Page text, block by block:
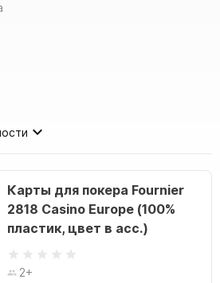
Карты для покера Fournier
2818 Casino Europe (100%
пластик, цвет в асс.)
2+